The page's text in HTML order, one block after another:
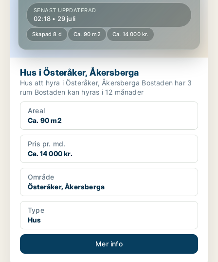
SENAST UPPDATERAD
02:18 • 29 juli
Skapad 8 d Ca. 90 m2 Ca. 14 000 kr.
Hus i Österåker, Åkersberga
Hus att hyra i Österåker, Åkersberga Bostaden har 3
rum Bostaden kan hyras i 12 månader
Areal
Ca. 90 m2
Pris pr. md.
Ca. 14 000 kr.
Område
Österåker, Åkersberga
Type
Hus
Mer info